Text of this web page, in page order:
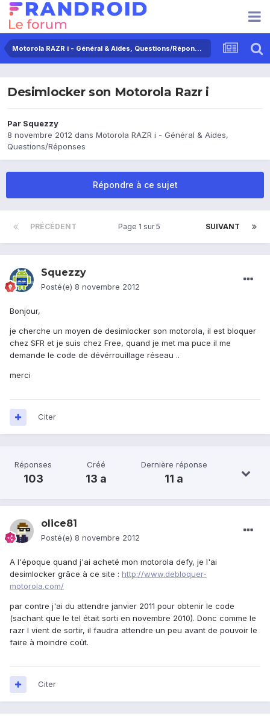
Motorola RAZR i - Général & Aides, Questions/Réponses
Desimlocker son Motorola Razr i
Par Squezzy
8 novembre 2012 dans Motorola RAZR i - Général & Aides,
Questions/Réponses
Répondre à ce sujet
PRÉCÉDENT SUIVANT
Page 1 sur 5
Squezzy
Posté(e) 8 novembre 2012
Bonjour,
je cherche un moyen de desimlocker son motorola, il est bloquer
chez SFR et je suis chez Free, quand je met ma puce il me
demande le code de dévérrouillage réseau ..
merci
Citer
Réponses
103
Créé
13 a
Dernière réponse
11 a
olice81
Posté(e) 8 novembre 2012
A l'époque quand j'ai acheté mon motorola defy, je l'ai
desimlocker grâce à ce site : http://www.debloquer-
motorola.com/
par contre j'ai du attendre janvier 2011 pour obtenir le code
(sachant que le tel était sorti en novembre 2010). Donc comme le
razr I vient de sortir, il faudra attendre un peu avant de pouvoir le
faire à moindre coût.
Citer